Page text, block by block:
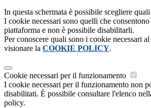
In questa schermata è possibile scegliere
I cookie necessari sono quelli che
piattaforma e non è possibile disabilitarli.
Per conoscere quali sono i cookie necessari
visionare la COOKIE POLICY.
Cookie necessari per il funzionamento
I cookie necessari per il funzionamento non
disabilitati. È possibile consultare l'elenco
policy.